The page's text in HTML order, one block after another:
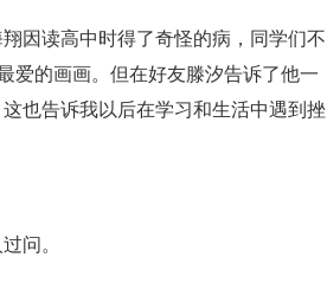
因读高中时得了奇怪的病，同学们不
爱的画画。但在好友滕汐告诉了他一
也告诉我以后在学习和生活中遇到挫
问。